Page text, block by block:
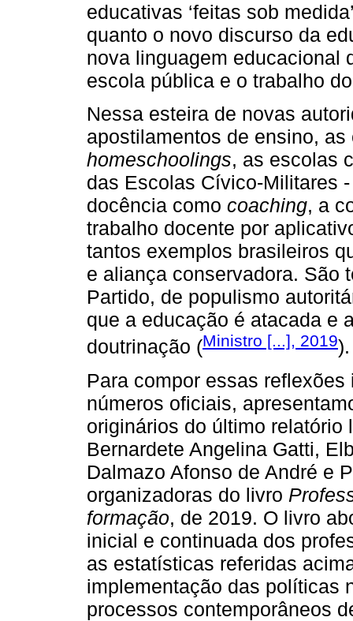
educativas ‘feitas sob
quanto o novo discurso da
nova linguagem educacional
escola pública e o trabalho
Nessa esteira de novas
apostilamentos de ensino,
homeschoolings, as escolas
das Escolas Cívico-Militares
docência como coaching, a
trabalho docente por
tantos exemplos brasileiros
e aliança conservadora. São
Partido, de populismo
que a educação é atacada e
doutrinação (Ministro [...], 2019).
Para compor essas
números oficiais,
originários do último
Bernardete Angelina Gatti,
Dalmazo Afonso de André e
organizadoras do livro
formação, de 2019. O livro
inicial e continuada dos
as estatísticas referidas
implementação das políticas
processos contemporâneos